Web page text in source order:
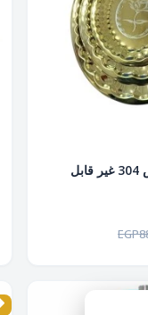
صينية تقديم إستانلس 304 غير قابل